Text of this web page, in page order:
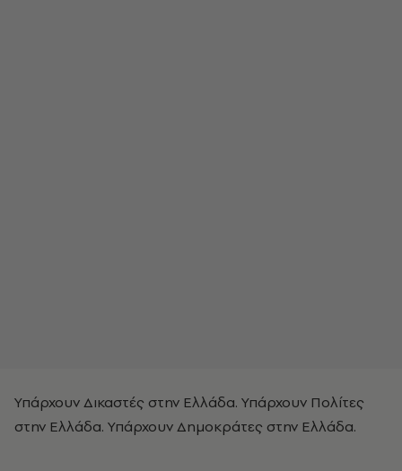
Υπάρχουν Δικαστές στην Ελλάδα. Υπάρχουν Πολίτες
στην Ελλάδα. Υπάρχουν Δημοκράτες στην Ελλάδα.